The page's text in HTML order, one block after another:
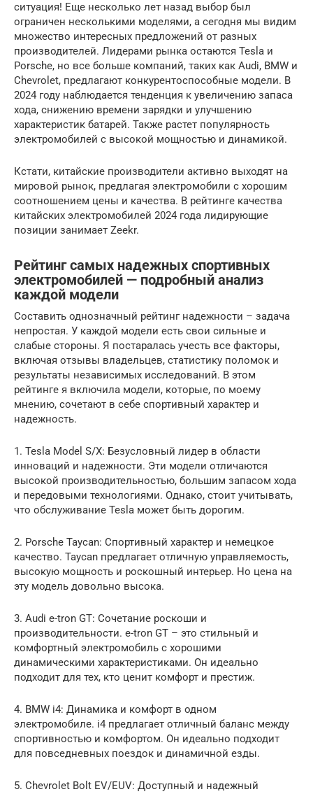
ситуация! Еще несколько лет назад выбор был
ограничен несколькими моделями, а сегодня мы видим
множество интересных предложений от разных
производителей. Лидерами рынка остаются Tesla и
Porsche, но все больше компаний, таких как Audi, BMW и
Chevrolet, предлагают конкурентоспособные модели. В
2024 году наблюдается тенденция к увеличению запаса
хода, снижению времени зарядки и улучшению
характеристик батарей. Также растет популярность
электромобилей с высокой мощностью и динамикой.
Кстати, китайские производители активно выходят на
мировой рынок, предлагая электромобили с хорошим
соотношением цены и качества. В рейтинге качества
китайских электромобилей 2024 года лидирующие
позиции занимает Zeekr.
Рейтинг самых надежных спортивных
электромобилей — подробный анализ
каждой модели
Составить однозначный рейтинг надежности – задача
непростая. У каждой модели есть свои сильные и
слабые стороны. Я постаралась учесть все факторы,
включая отзывы владельцев, статистику поломок и
результаты независимых исследований. В этом
рейтинге я включила модели, которые, по моему
мнению, сочетают в себе спортивный характер и
надежность.
1. Tesla Model S/X: Безусловный лидер в области
инноваций и надежности. Эти модели отличаются
высокой производительностью, большим запасом хода
и передовыми технологиями. Однако, стоит учитывать,
что обслуживание Tesla может быть дорогим.
2. Porsche Taycan: Спортивный характер и немецкое
качество. Taycan предлагает отличную управляемость,
высокую мощность и роскошный интерьер. Но цена на
эту модель довольно высока.
3. Audi e-tron GT: Сочетание роскоши и
производительности. e-tron GT – это стильный и
комфортный электромобиль с хорошими
динамическими характеристиками. Он идеально
подходит для тех, кто ценит комфорт и престиж.
4. BMW i4: Динамика и комфорт в одном
электромобиле. i4 предлагает отличный баланс между
спортивностью и комфортом. Он идеально подходит
для повседневных поездок и динамичной езды.
5. Chevrolet Bolt EV/EUV: Доступный и надежный